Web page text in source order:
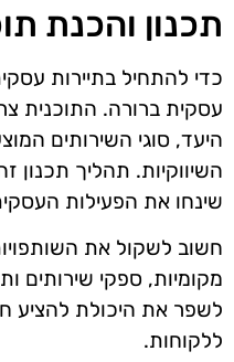
תכנון והכנת
כדי להתחיל בתיירות
עסקית ברורה. התוכנית
היעד, סוגי השירותים
השיווקיות. תהליך תכנון
שינחו את הפעילות
חשוב לשקול את
מקומיות, ספקי שירותים
לשפר את היכולת להציע
ללקוחות.